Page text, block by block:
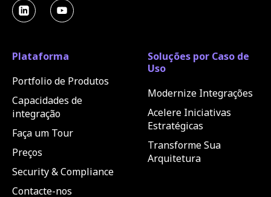
Plataforma
Portfolio de Produtos
Capacidades de
integração
Faça um Tour
Preços
Security & Compliance
Contacte-nos
Soluções por Caso de
Uso
Modernize Integrações
Acelere Iniciativas
Estratégicas
Transforme Sua
Arquitetura